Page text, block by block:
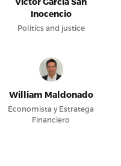
Inocencio
Politics and justice
William Maldonado
Economista y Estratega
Financiero